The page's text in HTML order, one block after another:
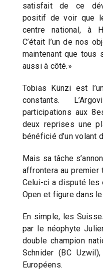
satisfait de ce
positif de voir que
centre national, à
C’était l’un de nos
maintenant que tous
aussi à côté.»
Tobias Künzi est
constants.
participations aux
deux reprises une
bénéficié d’un volant
Mais sa tâche
affrontera au premier
Celui-ci a disputé les
Open et figure dans
En simple, les
par le néophyte
double champion
Schnider (BC
Européens.